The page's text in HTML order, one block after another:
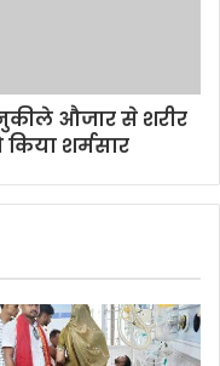
औजार से शरीर
शर्मसार